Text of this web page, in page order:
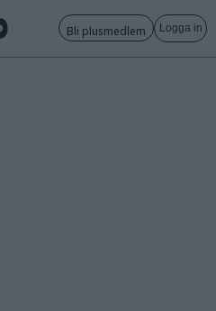
Bli plusmedlem Logga in